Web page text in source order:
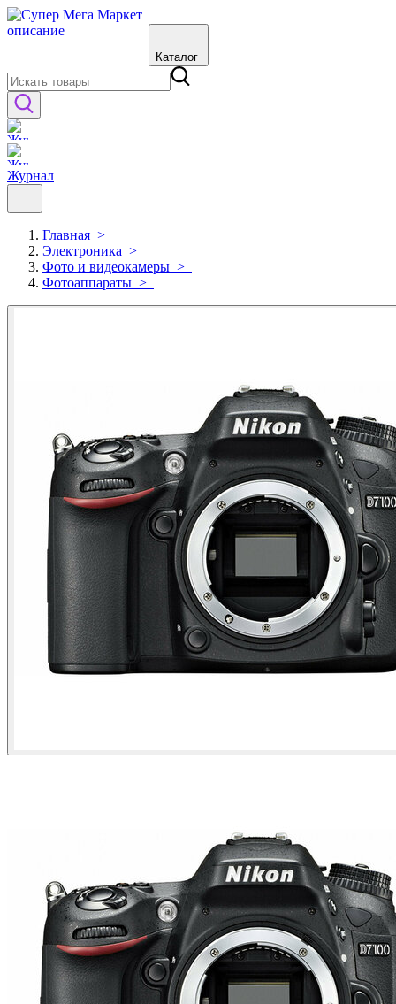
Каталог
Журнал
Главная >
Электроника >
Фото и видеокамеры >
Фотоаппараты >